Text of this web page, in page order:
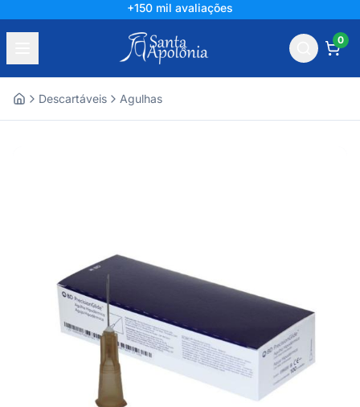
+150 mil avaliações
0
Descartáveis Agulhas